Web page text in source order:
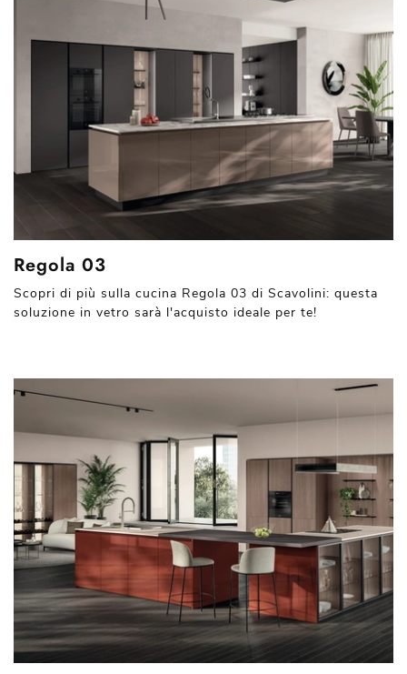
Regola 03
Scopri di più sulla cucina Regola 03 di Scavolini: questa
soluzione in vetro sarà l'acquisto ideale per te!